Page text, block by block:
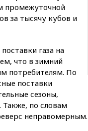
промежуточной
за тысячу кубов и
газа на
что в зимний
потребителям. По
поставки
сезоны,
Также, по словам
неправомерным.